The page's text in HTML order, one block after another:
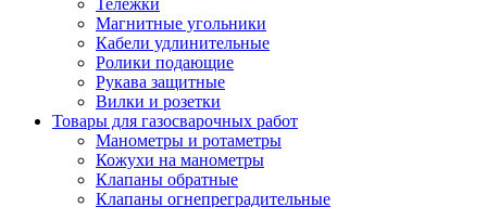
Магнитные угольники
Кабели удлинительные
Ролики подающие
Рукава защитные
Вилки и розетки
Товары для газосварочных работ
Манометры и ротаметры
Кожухи на манометры
Клапаны обратные
Клапаны огнепреградительные